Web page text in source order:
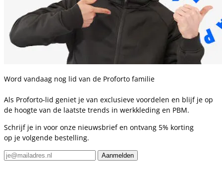
Word vandaag nog lid van de Proforto familie
Als Proforto-lid geniet je van exclusieve voordelen en blijf je op
de hoogte van de laatste trends in werkkleding en PBM.
Schrijf je in voor onze nieuwsbrief en ontvang 5% korting
op je volgende bestelling.